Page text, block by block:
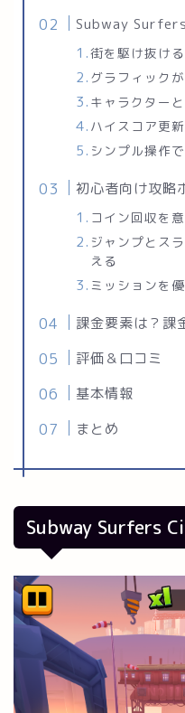
Subway
街を駆け抜け
グラフィック
キャラクター
ハイスコア更
シンプル操作
初心者向け攻略
コイン回収を
ジャンプとス
える
ミッションを
課金要素は？課
評価＆口コミ
基本情報
まとめ
Subway Surfers